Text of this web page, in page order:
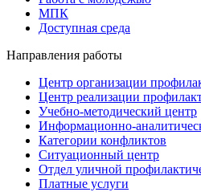
МПК
Доступная среда
Направления работы
Центр организации
Центр реализации
Учебно-методический центр
Информационно-
Категории конфликтов
Ситуационный центр
Отдел уличной
Платные услуги